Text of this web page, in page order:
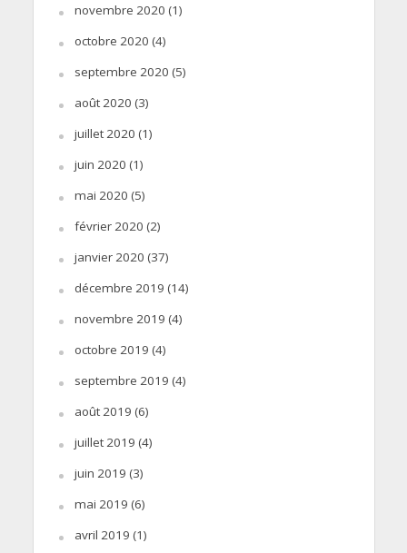
novembre 2020 (1)
octobre 2020 (4)
septembre 2020 (5)
août 2020 (3)
juillet 2020 (1)
juin 2020 (1)
mai 2020 (5)
février 2020 (2)
janvier 2020 (37)
décembre 2019 (14)
novembre 2019 (4)
octobre 2019 (4)
septembre 2019 (4)
août 2019 (6)
juillet 2019 (4)
juin 2019 (3)
mai 2019 (6)
avril 2019 (1)